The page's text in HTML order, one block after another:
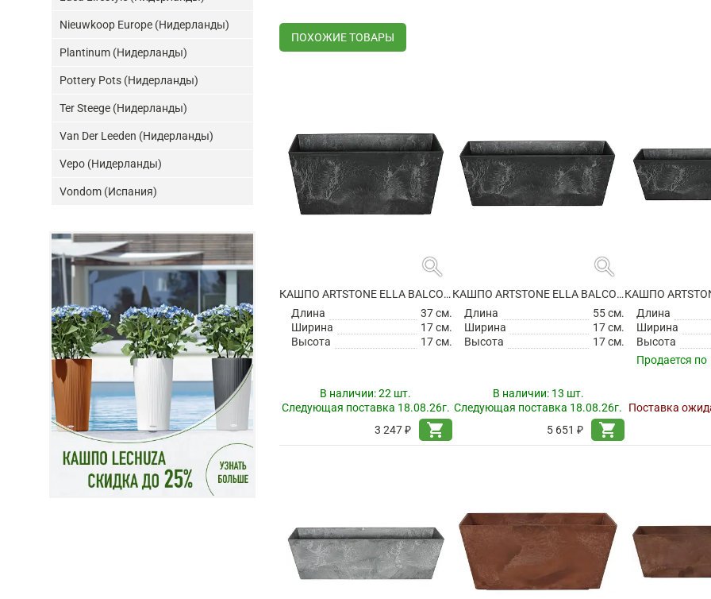
ПОХОЖИЕ ТОВАРЫ
search
КАШПО ARTSTONE ELLA BALCONY BLACK
Длина
37 см.
Ширина
17 см.
Высота
17 см.
В наличии:22 шт.
Следующая поставка 18.08.26г.
3 247 ₽
shopping_cart
search
КАШПО ARTSTONE ELLA BALCONY BLACK
Длина
55 см.
Ширина
17 см.
Высота
17 см.
В наличии: 13 шт.
Следующая поставка 18.08.26г.
5 651 ₽
shopping_cart
Длина
Ширина
Высота
Продается по
Поставка
Nieuwkoop Europe (Нидерланды)
Plantinum (Нидерланды)
Pottery Pots (Нидерланды)
Ter Steege (Нидерланды)
Van Der Leeden (Нидерланды)
Vepo (Нидерланды)
Vondom (Испания)